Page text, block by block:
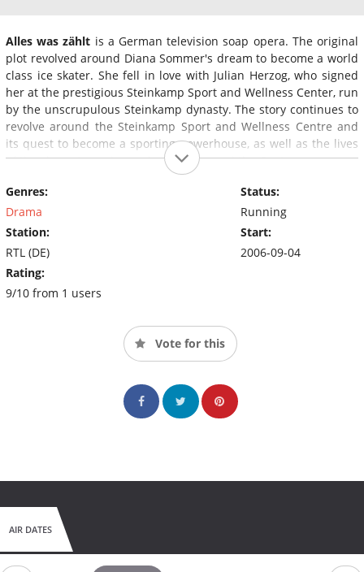
Alles was zählt is a German television soap opera. The original
plot revolved around Diana Sommer's dream to become a world
class ice skater. She fell in love with Julian Herzog, who signed
her at the prestigious Steinkamp Sport and Wellness Center, run
by the unscrupulous Steinkamp dynasty. The story continues to
revolve around the Steinkamp Sport and Wellness Centre and
its quest to become a sporting powerhouse, as well as the lives
of the characters who work at and around the Centre.
Genres:
Drama
Station:
RTL (DE)
Rating:
9/10 from 1 users
Status:
Running
Start:
2006-09-04
Vote for this
AIR DATES